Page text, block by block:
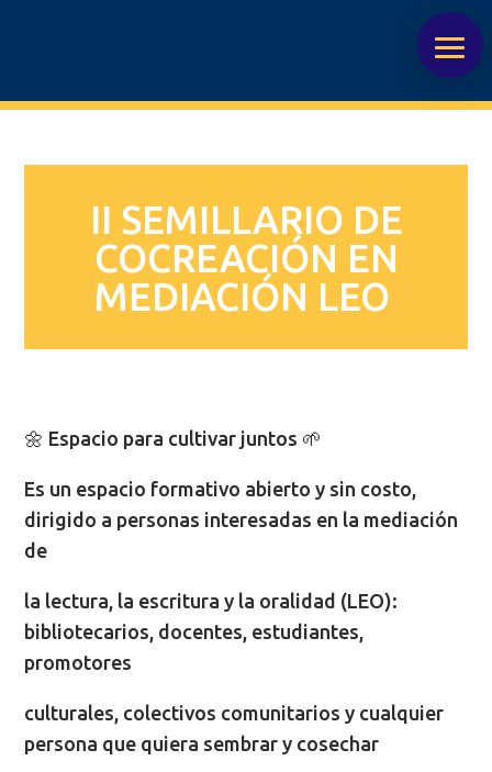
II SEMILLARIO DE
COCREACIÓN EN
MEDIACIÓN LEO
🌼 Espacio para cultivar juntos 🌱
Es un espacio formativo abierto y sin costo,
dirigido a personas interesadas en la mediación
de
la lectura, la escritura y la oralidad (LEO):
bibliotecarios, docentes, estudiantes,
promotores
culturales, colectivos comunitarios y cualquier
persona que quiera sembrar y cosechar